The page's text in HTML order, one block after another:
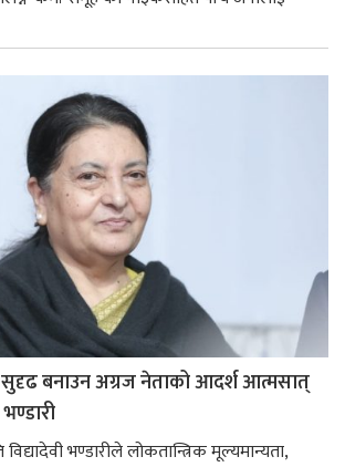
बनाउन अग्रज नेताको आदर्श आत्मसात्
भण्डारी
विद्यादेवी भण्डारीले लोकतान्त्रिक मूल्यमान्यता,